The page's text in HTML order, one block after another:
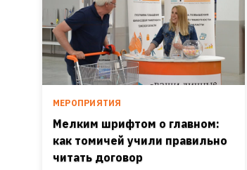
МЕРОПРИЯТИЯ
Мелким шрифтом о главном:
как томичей учили правильно
читать договор